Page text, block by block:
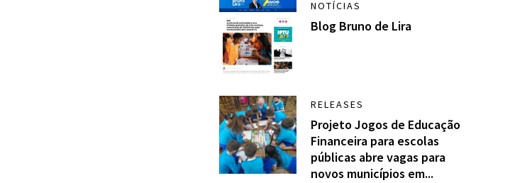
NOTÍCIAS
Blog Bruno de Lira
RELEASES
Projeto Jogos de Educação
Financeira para escolas
públicas abre vagas para
novos municípios em...